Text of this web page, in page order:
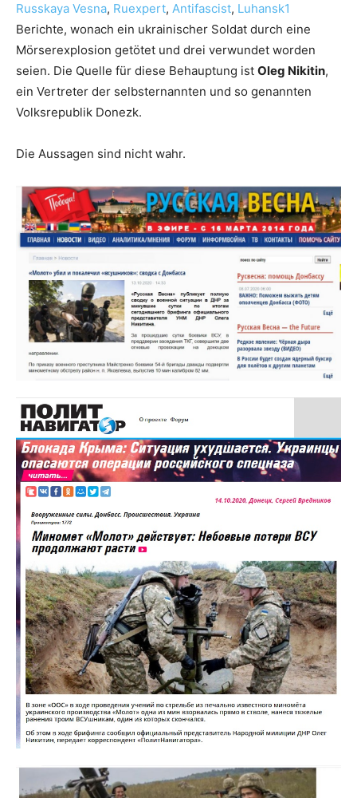
Russkaya Vesna, Ruexpert, Antifascist, Luhansk1
Berichte, wonach ein ukrainischer Soldat durch eine
Mörserexplosion getötet und drei verwundet worden
seien. Die Quelle für diese Behauptung ist Oleg Nikitin,
ein Vertreter der selbsternannten und so genannten
Volksrepublik Donezk.
Die Aussagen sind nicht wahr.